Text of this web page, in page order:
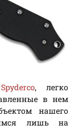
Spyderco, легко
в нем
нашего
лишь на